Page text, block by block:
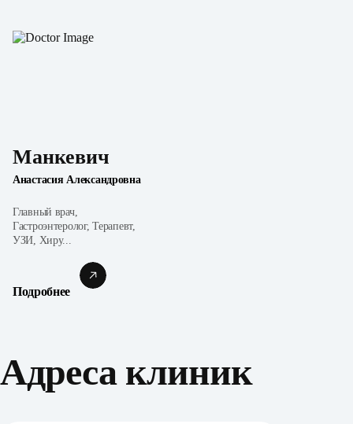
Манкевич
Анастасия Александровна
Главный врач,
Гастроэнтеролог, Терапевт,
УЗИ, Хиру...
Подробнее
Адреса клиник